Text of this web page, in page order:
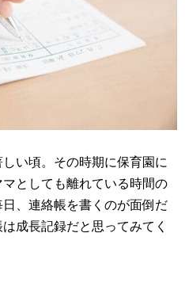
い頃。その時期に保育園に
としても離れている時間の
、連絡帳を書くのが面倒だ
成長記録だと思ってみてく